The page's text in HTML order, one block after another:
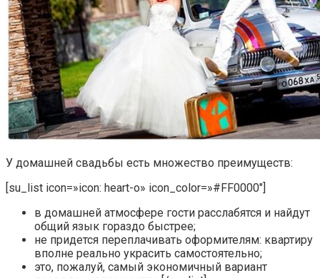
У домашней свадьбы есть множество преимуществ:
[su_list icon=»icon: heart-o» icon_color=»#FF0000″]
в домашней атмосфере гости расслабятся и найдут
общий язык гораздо быстрее;
не придется переплачивать оформителям: квартиру
вполне реально украсить самостоятельно;
это, пожалуй, самый экономичный вариант